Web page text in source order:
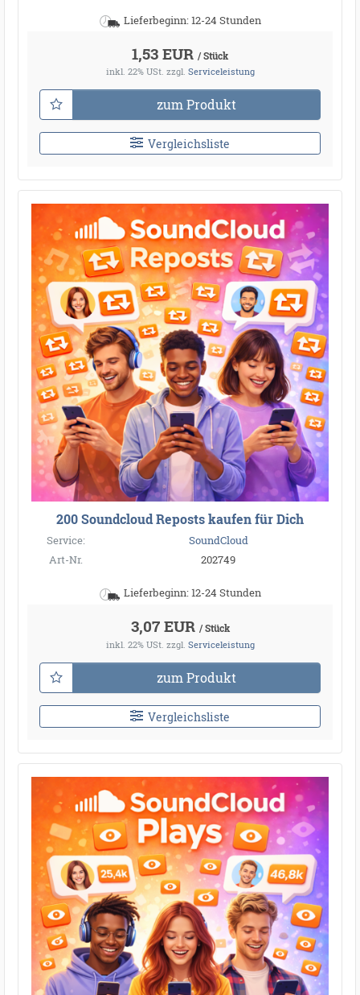
Lieferbeginn: 12-24 Stunden
1,53 EUR / Stück
inkl. 22% USt. zzgl. Serviceleistung
zum Produkt
Vergleichsliste
200 Soundcloud Reposts kaufen für Dich
Service:
SoundCloud
Art-Nr.
202749
Lieferbeginn: 12-24 Stunden
3,07 EUR / Stück
inkl. 22% USt. zzgl. Serviceleistung
zum Produkt
Vergleichsliste